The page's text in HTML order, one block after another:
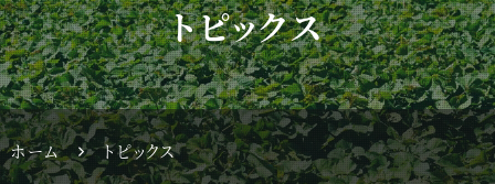
トピックス
ホーム トピックス